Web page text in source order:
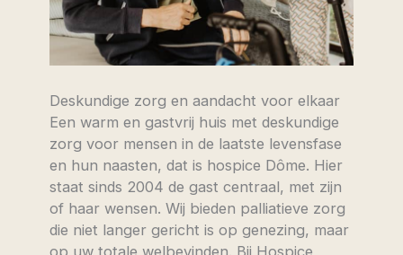
Deskundige zorg en aandacht voor elkaar
Een warm en gastvrij huis met deskundige
zorg voor mensen in de laatste levensfase
en hun naasten, dat is hospice Dôme. Hier
staat sinds 2004 de gast centraal, met zijn
of haar wensen. Wij bieden palliatieve zorg
die niet langer gericht is op genezing, maar
op uw totale welbevinden. Bij Hospice